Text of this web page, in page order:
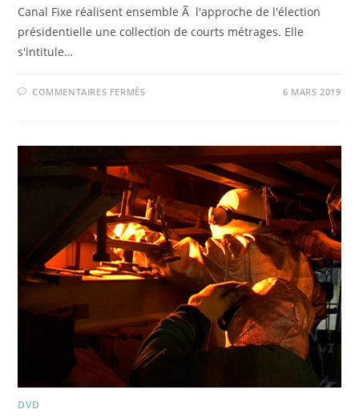
Canal Fixe réalisent ensemble Ã l'approche de l'élection
présidentielle une collection de courts métrages. Elle
s'intitule…
COMMENTAIRES FERMÉSSUR
FRANCE
DVD
EST
DISPONIBLE
!
6 MARS 2019
DVD